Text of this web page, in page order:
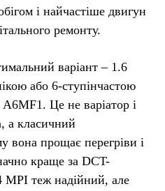
і найчастіше двигун
ремонту.
варіант – 1.6
або 6-ступінчастою
Це не варіатор і
а класичний
вона прощає перегріви і
краще за DCT-
MPI теж надійний, але